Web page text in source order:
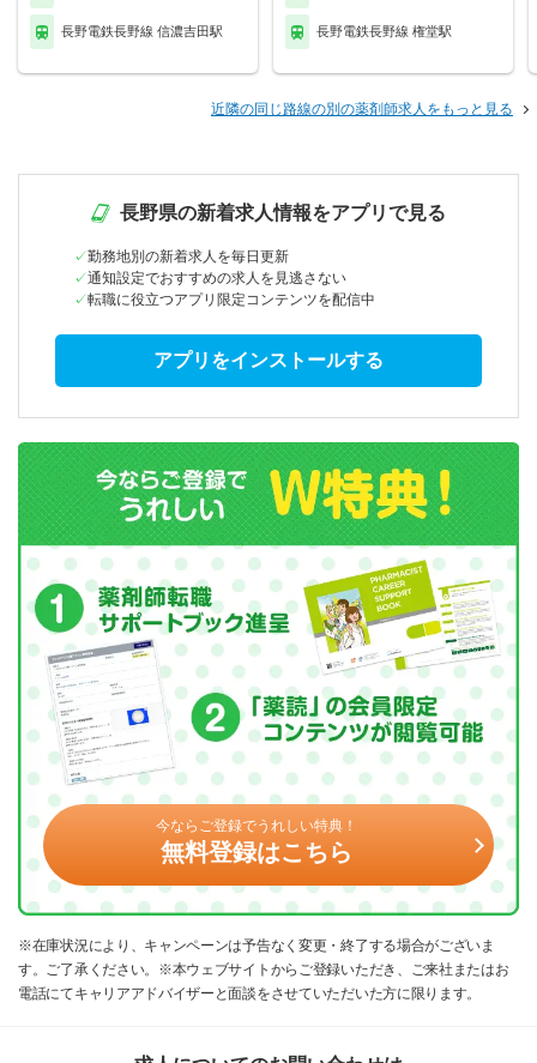
長野電鉄長野線 信濃吉田駅 長野電鉄長野線 権堂駅
近隣の同じ路線の別の薬剤師求人をもっと見る
長野県の新着求人情報をアプリで見る
勤務地別の新着求人を毎日更新
通知設定でおすすめの求人を見逃さない
転職に役立つアプリ限定コンテンツを配信中
アプリをインストールする
今ならご登録でうれしい特典！
無料登録はこちら
※在庫状況により、キャンペーンは予告なく変更・終了する場合がございま
す。ご了承ください。※本ウェブサイトからご登録いただき、ご来社またはお
電話にてキャリアアドバイザーと面談をさせていただいた方に限ります。